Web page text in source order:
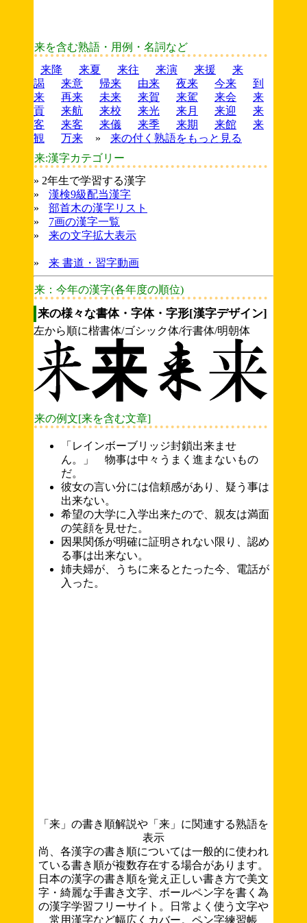
来を含む熟語・用例・名詞など
来降
来夏 来往 来演 来援
来
謁
来意 帰来 由来 夜来 今来
到
来
再来 未来 来賀 来駕 来会
来
貢
来航 来校 来光 来月 来迎
来
客
来客 来儀 来季 来期 来館
来
観
万来 »
来の付く熟語をもっと見る
来:漢字カテゴリー
» 2年生で学習する漢字
»
漢検9級配当漢字
»
部首木の漢字リスト
»
7画の漢字一覧
»
来の文字拡大表示
» 来 書道・習字動画
来：今年の漢字(各年度の順位)
来の様々な書体・字体・字形[漢字デザイン]
左から順に楷書体/ゴシック体/行書体/明朝体
来の例文[来を含む文章]
「レインボーブリッジ封鎖出来ませ
ん。」 物事は中々うまく進まないもの
だ。
彼女の言い分には信頼感があり、疑う事は
出来ない。
希望の大学に入学出来たので、親友は満面
の笑顔を見せた。
因果関係が明確に証明されない限り、認め
る事は出来ない。
姉夫婦が、うちに来るとたった今、電話が
入った。
「来」の書き順解説や「来」に関連する熟語を
表示
尚、各漢字の書き順については一般的に使われ
ている書き順が複数存在する場合があります。
日本の漢字の書き順を覚え正しい書き方で美文
字・綺麗な手書き文字、ボールペン字を書く為
の漢字学習フリーサイト。日常よく使う文字や
常用漢字など幅広くカバー。ペン字練習帳